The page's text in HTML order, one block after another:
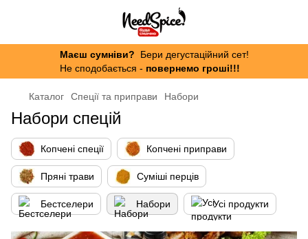
Маєш сумніви? Бери дегустаційний сет!
Не сподобається - повернемо гроші!!!
Каталог Спеції та приправи Набори
Набори спецій
Копчені спеції Копчені приправи
Пряні трави Суміші перців
Бестселери Набори Усі продукти